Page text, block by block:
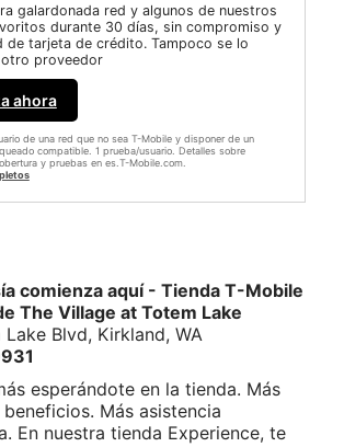
galardonada red y algunos de nuestros
durante 30 días, sin compromiso y
de tarjeta de crédito. Tampoco se lo
proveedor
ahora
de una red que no sea T-Mobile y disponer de un
compatible. 1 prueba/usuario. Detalles sobre
y pruebas en es.T-Mobile.com.
comienza aquí - Tienda T-Mobile
The Village at Totem Lake
Blvd, Kirkland, WA
esperándote en la tienda. Más
Más asistencia
En nuestra tienda Experience, te